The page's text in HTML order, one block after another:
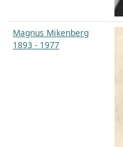
Magnus Mikenberg
1893 - 1977